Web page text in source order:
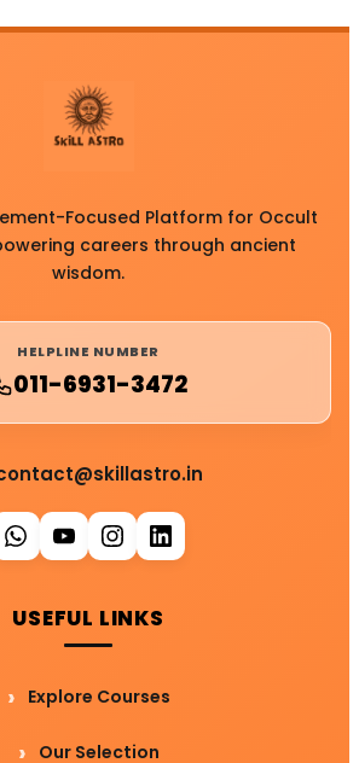
Focused Platform for Occult
careers through ancient
wisdom.
HELPLINE NUMBER
011-6931-3472
USEFUL LINKS
Explore Courses
Our Selection